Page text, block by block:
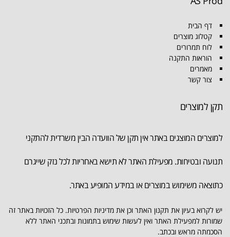
דף הבית
קטלוג מוצרים
לוח תמרורים
הוראות התקנה
מאמרים
צור קשר
תקן למוצרים
למוצרים המוצגים באתר אין תקן של הוועדה הבין משרדית להתקני
תנועה ובטיחות. מפעילת האתר לא תישא באחריות לכל נזק שייגרם
כתוצאה משימוש במוצרים או במידע המופיע באתר.
יש לקרוא בעיון את תקנון האתר וכן את מדיניות הפרטיות. כל הזכויות באתר זה
שמורות למפעילת האתר ואין לעשות שימוש בתמונות ובתכני האתר ללא
הסכמתה מראש ובכתב.